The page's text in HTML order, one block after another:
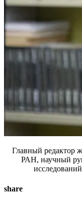
Главный редактор
РАН, научный
share